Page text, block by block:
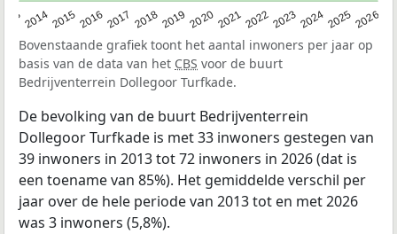
2014201520162017 20182019 2020202120222023202420252026
Bovenstaande grafiek toont het aantal inwoners per jaar op
basis van de data van het CBS voor de buurt
Bedrijventerrein Dollegoor Turfkade.
De bevolking van de buurt Bedrijventerrein
Dollegoor Turfkade is met 33 inwoners gestegen van
39 inwoners in 2013 tot 72 inwoners in 2026 (dat is
een toename van 85%). Het gemiddelde verschil per
jaar over de hele periode van 2013 tot en met 2026
was 3 inwoners (5,8%).